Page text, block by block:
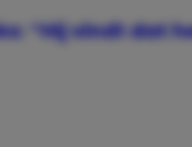
“Hij vindt dat